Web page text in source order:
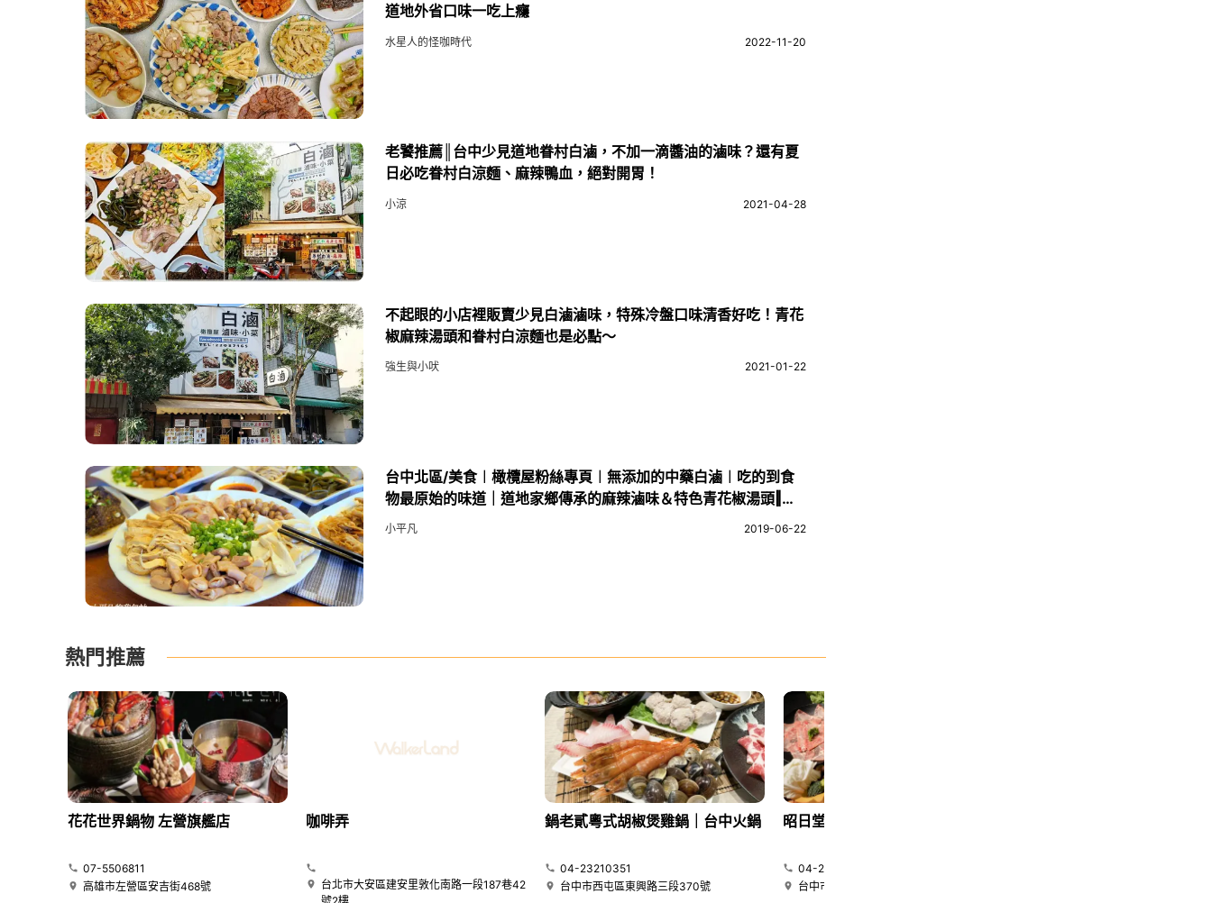
道地外省口味一吃上癮
水星人的怪咖時代 2022-11-20
老饕推薦║台中少見道地眷村白滷，不加一滴醬油的滷味？還有夏
日必吃眷村白涼麵、麻辣鴨血，絕對開胃！
小涼 2021-04-28
不起眼的小店裡販賣少見白滷滷味，特殊冷盤口味清香好吃！青花
椒麻辣湯頭和眷村白涼麵也是必點～
強生與小吠 2021-01-22
台中北區/美食︱橄欖屋粉絲專頁︱無添加的中藥白滷︱吃的到食
物最原始的味道｜道地家鄉傳承的麻辣滷味＆特色青花椒湯頭‖小
平凡/美食篇
小平凡 2019-06-22
熱門推薦
花花世界鍋物 左營旗艦店
07-5506811
高雄市左營區安吉街468號
咖啡弄
台北市大安區建安里敦化南路一段187巷42
鍋老貳粵式胡椒煲雞鍋｜台中火鍋
04-23210351
台中市西屯區東興路三段370號
昭日堂鍋煮｜台中火鍋
04-22580269
台中市南屯區大墩十一街345號